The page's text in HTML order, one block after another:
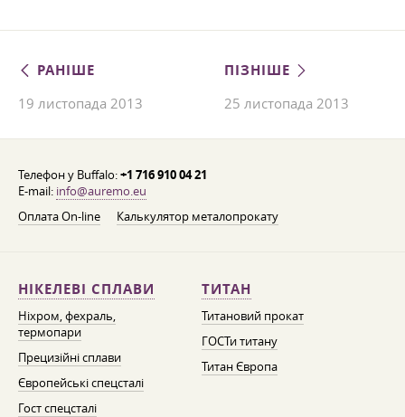
РАНІШЕ
19 листопада 2013
ПІЗНІШЕ
25 листопада 2013
Телефон у Buffalo:+1 716 910 04 21
E-mail: info@auremo.eu
Оплата On-line
Калькулятор металопрокату
НІКЕЛЕВІ СПЛАВИ
Ніхром, фехраль,
термопари
Прецизійні сплави
Європейські спецсталі
Гост спецсталі
ТИТАН
Титановий прокат
ГОСТи титану
Титан Європа